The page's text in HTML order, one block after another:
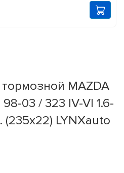
MAZDA
98-03 / 323 IV-VI 1.6-
LYNXauto